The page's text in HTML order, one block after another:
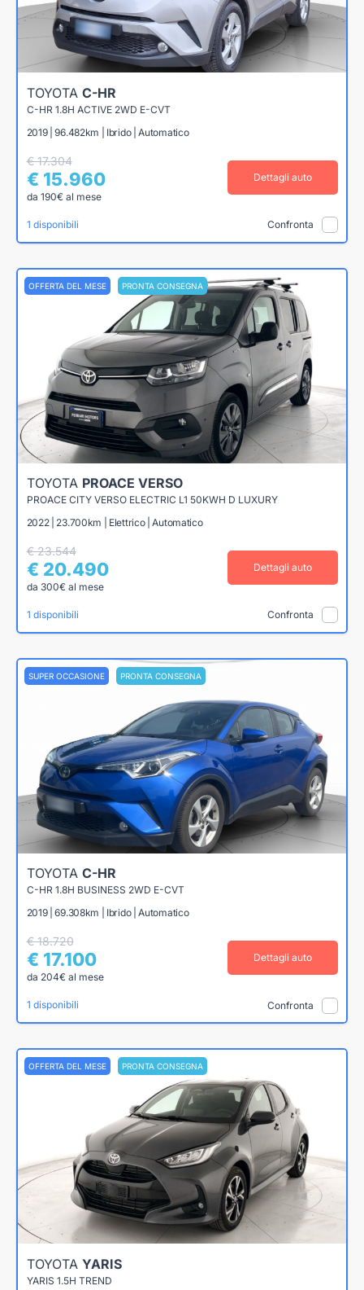
TOYOTA C-HR
C-HR 1.8H ACTIVE 2WD E-CVT
2019 | 96.482km | Ibrido | Automatico
€ 17.304
€ 15.960
da 190€ al mese
Dettagli auto
1 disponibili Confronta
OFFERTA DEL MESE PRONTA CONSEGNA
TOYOTA PROACE VERSO
PROACE CITY VERSO ELECTRIC L1 50KWH D LUXURY
2022 | 23.700km | Elettrico | Automatico
€ 23.544
€ 20.490
da 300€ al mese
Dettagli auto
1 disponibili Confronta
SUPER OCCASIONE PRONTA CONSEGNA
TOYOTA C-HR
C-HR 1.8H BUSINESS 2WD E-CVT
2019 | 69.308km | Ibrido | Automatico
€ 18.720
€ 17.100
da 204€ al mese
Dettagli auto
1 disponibili Confronta
OFFERTA DEL MESE PRONTA CONSEGNA
TOYOTA YARIS
YARIS 1.5H TREND